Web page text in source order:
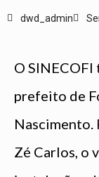
dwd_admin
O
prefeito de
Nascimento.
Zé Carlos, o